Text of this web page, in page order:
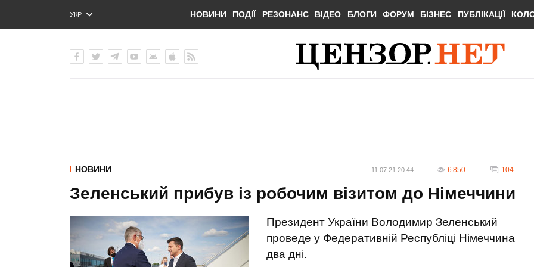
УКР
ENG
НОВИНИ ПОДІЇ РЕЗОНАНС ВІДЕО БЛОГИ ФОРУМ БІЗНЕС ПУБЛІКАЦІЇ
НОВИНИ 11.07.21 20:44 6 850 104
Зеленський прибув із робочим візитом до Німеччини
Президент України Володимир Зеленський
проведе у Федеративній Республіці Німеччина
два дні.